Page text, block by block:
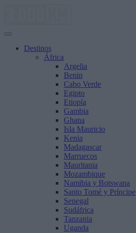
Destinos
África
Argelia
Benin
Cabo Verde
Egipto
Etiopía
Gambia
Ghana
Isla Mauricio
Kenia
Madagascar
Marruecos
Mauritania
Mozambique
Namibia y Botswana
Santo Tomé y Príncipe
Senegal
Sudáfrica
Tanzania
Uganda